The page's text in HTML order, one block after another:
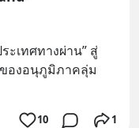
ะเทศทางผ่าน” สู่
ของอนุภูมิภาคลุ่ม
10 1